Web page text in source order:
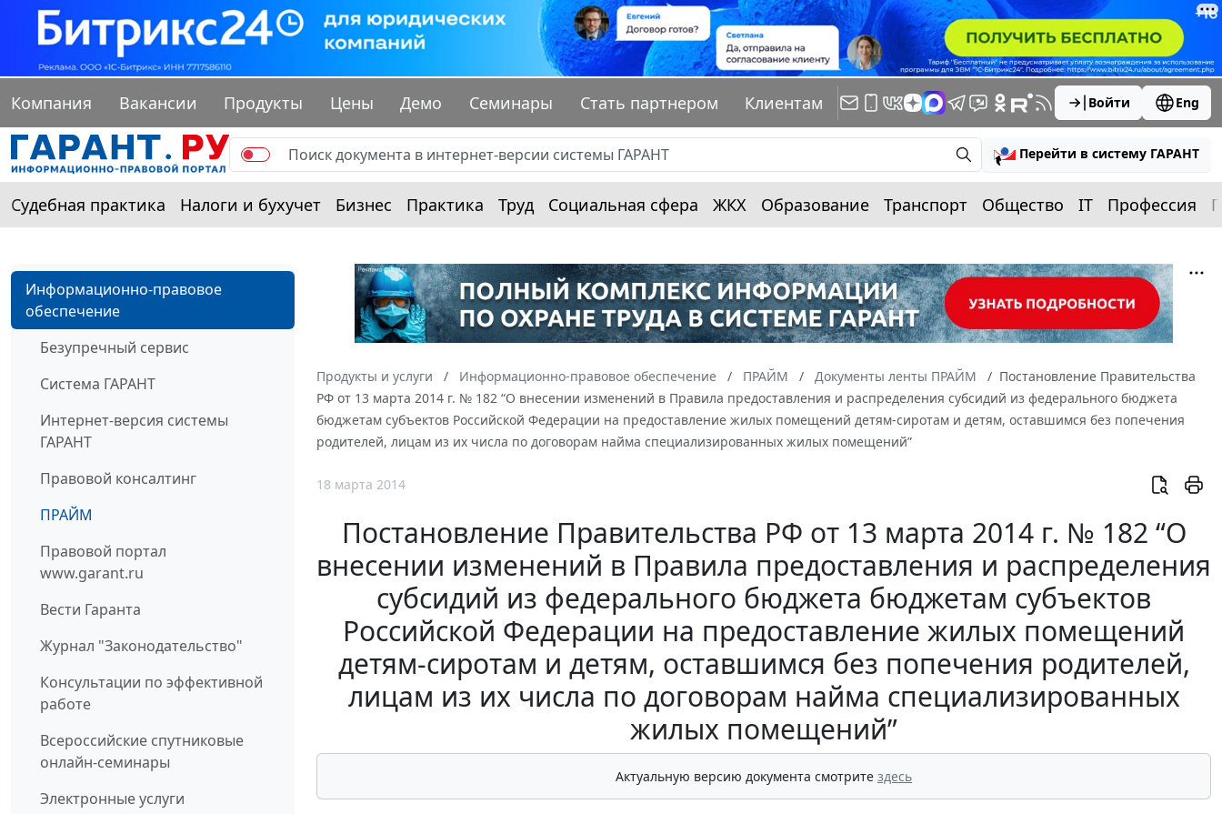
Компания Вакансии Продукты Цены Демо Семинары Стать партнером Клиентам Войти Eng
Перейти в систему ГАРАНТ
Судебная практика Налоги и бухучет Бизнес Практика Труд Социальная сфера ЖКХ Образование Транспорт Общество IT Профессия
Информационно-правовое
обеспечение
Безупречный сервис
Система ГАРАНТ
Интернет-версия системы
ГАРАНТ
Правовой консалтинг
ПРАЙМ
Правовой портал
www.garant.ru
Вести Гаранта
Журнал "Законодательство"
Консультации по эффективной
работе
Всероссийские спутниковые
онлайн-семинары
Электронные услуги
Продукты и услуги Информационно-правовое обеспечение ПРАЙМ Документы ленты ПРАЙМ
Постановление Правительства
РФ от 13 марта 2014 г. № 182 “О внесении изменений в Правила предоставления и распределения субсидий из федерального бюджета
бюджетам субъектов Российской Федерации на предоставление жилых помещений детям-сиротам и детям, оставшимся без попечения
родителей, лицам из их числа по договорам найма специализированных жилых помещений”
18 марта 2014
Постановление Правительства РФ от 13 марта 2014 г. № 182 “О
внесении изменений в Правила предоставления и распределения
субсидий из федерального бюджета бюджетам субъектов
Российской Федерации на предоставление жилых помещений
детям-сиротам и детям, оставшимся без попечения родителей,
лицам из их числа по договорам найма специализированных
жилых помещений”
Актуальную версию документа смотрите здесь